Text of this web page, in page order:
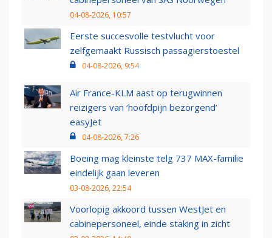
04-08-2026, 10:57
Eerste succesvolle testvlucht voor
zelfgemaakt Russisch passagierstoestel
04-08-2026, 9:54
Air France-KLM aast op terugwinnen
reizigers van ‘hoofdpijn bezorgend’
easyJet
04-08-2026, 7:26
Boeing mag kleinste telg 737 MAX-familie
eindelijk gaan leveren
03-08-2026, 22:54
Voorlopig akkoord tussen WestJet en
cabinepersoneel, einde staking in zicht